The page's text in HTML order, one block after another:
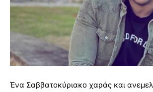
Ένα Σαββατοκύριακο χαράς και